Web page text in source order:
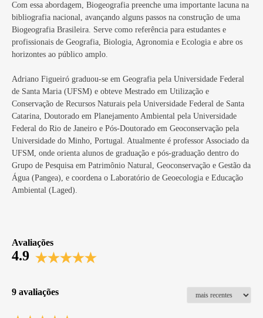
Com essa abordagem, Biogeografia preenche uma importante lacuna na
bibliografia nacional, avançando alguns passos na construção de uma
Biogeografia Brasileira. Serve como referência para estudantes e
profissionais de Geografia, Biologia, Agronomia e Ecologia e abre os
horizontes ao público amplo.
Adriano Figueiró graduou-se em Geografia pela Universidade Federal
de Santa Maria (UFSM) e obteve Mestrado em Utilização e
Conservação de Recursos Naturais pela Universidade Federal de Santa
Catarina, Doutorado em Planejamento Ambiental pela Universidade
Federal do Rio de Janeiro e Pós-Doutorado em Geoconservação pela
Universidade do Minho, Portugal. Atualmente é professor Associado da
UFSM, onde orienta alunos de graduação e pós-graduação dentro do
Grupo de Pesquisa em Patrimônio Natural, Geoconservação e Gestão da
Água (Pangea), e coordena o Laboratório de Geoecologia e Educação
Ambiental (Laged).
Avaliações
4.9
9 avaliações